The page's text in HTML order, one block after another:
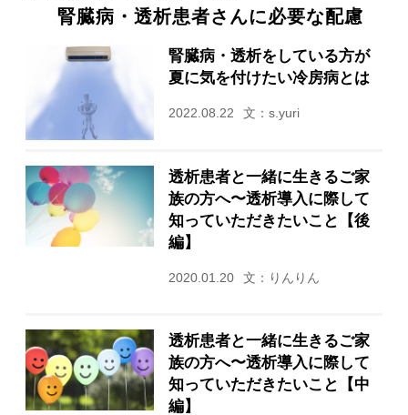
腎臓病・透析患者さんに必要な配慮
腎臓病・透析をしている方が
夏に気を付けたい冷房病とは
2022.08.22 文：s.yuri
透析患者と一緒に生きるご家
族の方へ〜透析導入に際して
知っていただきたいこと【後
編】
2020.01.20 文：りんりん
透析患者と一緒に生きるご家
族の方へ〜透析導入に際して
知っていただきたいこと【中
編】